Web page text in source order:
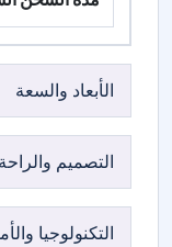
الأبعاد والسعة
التصميم والراحة
التكنولوجيا